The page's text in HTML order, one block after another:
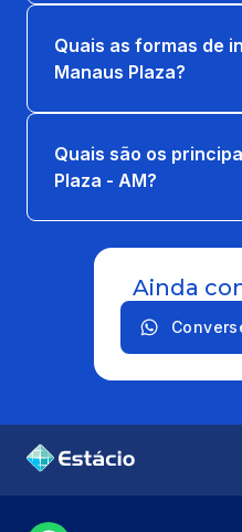
Quais as formas de
Manaus Plaza?
Quais são os
Plaza - AM?
Ainda